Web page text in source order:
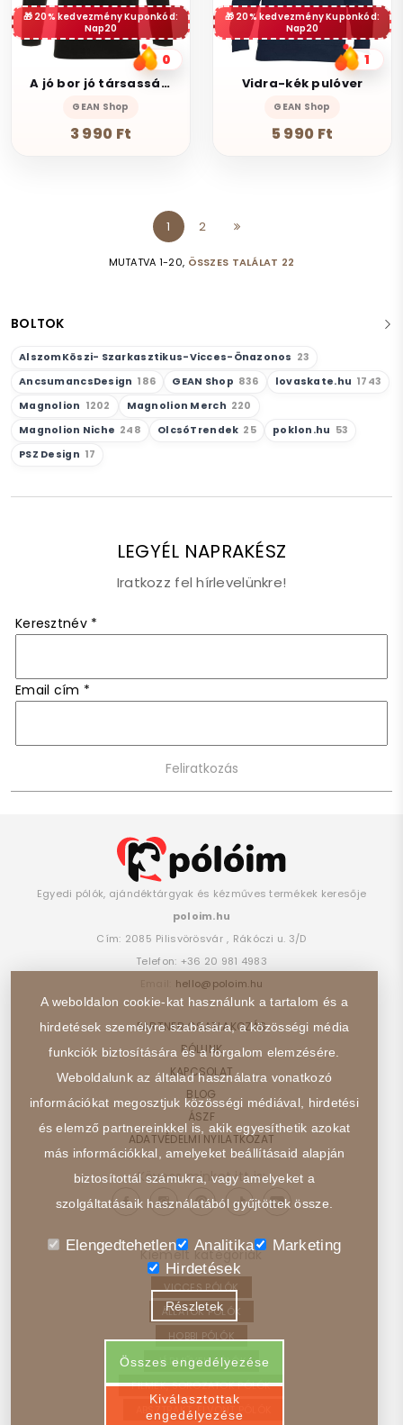
BOLTOK
AlszomKöszi- Szarkasztikus-Vicces-Önazonos 23
AncsumancsDesign 186 GEAN Shop 836 lovaskate.hu 1743
Magnolion 1202 Magnolion Merch 220
Magnolion Niche 248 OlcsóTrendek 25 poklon.hu 53
PSZ Design 17
20% kedvezmény Kuponkód:
Nap20
0
A jó bor jó társassággal
GEAN Shop
3 990 Ft
20% kedvezmény Kuponkód:
Nap20
1
Vidra-kék pulóver
GEAN Shop
5 990 Ft
MUTATVA 1-20, ÖSSZES TALÁLAT 22
1 2
LEGYÉL NAPRAKÉSZ
Iratkozz fel hírlevelünkre!
Keresztnév *
Email cím *
Egyedi pólók, ajándéktárgyak és kézműves termékek keresője
poloim.hu
Cím: 2085 Pilisvörösvár , Rákóczi u. 3/D
Telefon: +36 20 981 4983
hello@poloim.hu
PARTNER CSATLAKOZÁS
RÓLUNK
KAPCSOLAT
BLOG
ÁSZF
ADATVÉDELMI NYILATKOZAT
Kövess minket itt is:
Kiemelt kategóriák
VICCES PÓLÓK
ÁLLATOK PÓLÓK
HOBBI PÓLÓK
JÁRMŰVEK PÓLÓK
FILMEK, SOROZATOK PÓLÓK
ABSZTRAKT, ELVONT PÓLÓK
A weboldalon cookie-kat használunk a tartalom és a
hirdetések személyre szabására, a közösségi média
funkciók biztosítására és a forgalom elemzésére.
Weboldalunk az általad használatra vonatkozó
információkat megosztjuk közösségi médiával, hirdetési
és elemző partnereinkkel is, akik egyesíthetik azokat
más információkkal, amelyeket beállításaid alapján
biztosítottál számukra, vagy amelyeket a
szolgáltatásaik használatából gyűjtöttek össze.
Elengedtehetlen Analitika
Marketing
Hirdetések
Részletek
Összes engedélyezése
Kiválasztottak
engedélyezése